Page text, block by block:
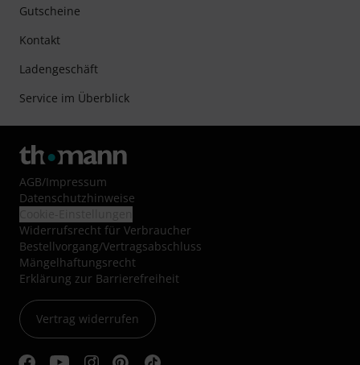
Gutscheine
Kontakt
Ladengeschäft
Service im Überblick
AGB/Impressum
Datenschutzhinweise
Widerrufsrecht für Verbraucher
Bestellvorgang/Vertragsabschluss
Mängelhaftungsrecht
Erklärung zur Barrierefreiheit
Vertrag widerrufen